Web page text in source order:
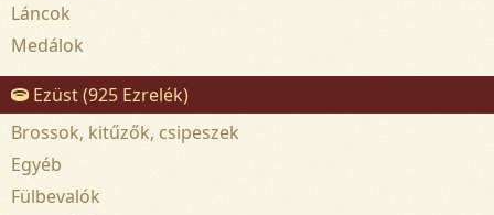
Láncok
Medálok
Ezüst (925 Ezrelék)
Brossok, kitűzők, csipeszek
Egyéb
Fülbevalók